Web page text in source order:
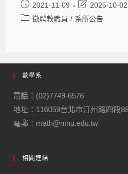
2021-11-09
2025-10-02
徵聘教職員 / 系所公告
數學系
電話：(02)7749-6576
地址：116059台北市汀州路四段
電郵：math@ntnu.edu.tw
相關連結